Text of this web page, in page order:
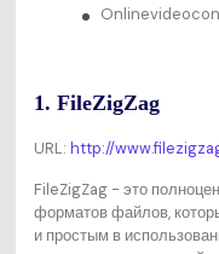
1. FileZigZag
URL: http://
FileZigZag - это
форматов файлов,
и простым в